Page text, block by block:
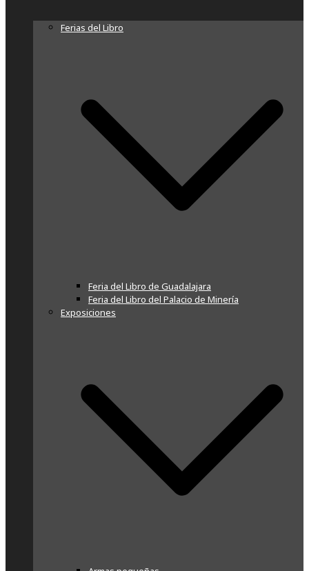
Ferias del Libro
Feria del Libro de Guadalajara
Feria del Libro del Palacio de Minería
Exposiciones